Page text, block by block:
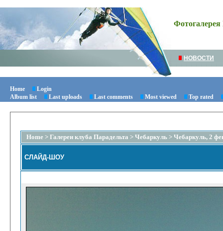
Фотогалерея
НОВОСТИ
Home
Login
Album list
Last uploads Last comments Most viewed Top rated
Home > Галереи клуба Парадельта > Чебаркуль > Чебаркуль, 2
СЛАЙД-ШОУ